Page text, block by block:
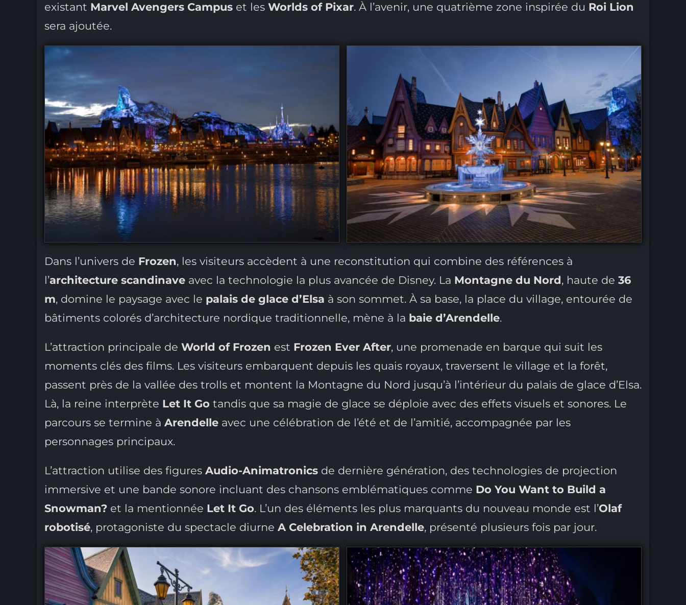
existant Marvel Avengers Campuset les Worlds of Pixar. À l’avenir, une quatrième zone inspirée du Roi Lion
sera ajoutée.
Dans l’univers de Frozen, les visiteurs accèdent à une reconstitution qui combine des références à
l’architecture scandinaveavec la technologie la plus avancée de Disney. La Montagne du Nord, haute de 36
m, domine le paysage avec le palais de glace d’Elsa à son sommet. À sa base, la place du village, entourée de
bâtiments colorés d’architecture nordique traditionnelle, mène à la baie d’Arendelle.
L’attraction principale de World of Frozen est Frozen Ever After, une promenade en barque qui suit les
moments clés des films. Les visiteurs embarquent depuis les quais royaux, traversent le village et la forêt,
passent près de la vallée des trolls et montent la Montagne du Nord jusqu’à l’intérieur du palais de glace d’Elsa.
Là, la reine interprète Let It Go tandis que sa magie de glace se déploie avec des effets visuels et sonores. Le
parcours se termine à Arendelleavec une célébration de l’été et de l’amitié, accompagnée par les
personnages principaux.
L’attraction utilise des figures Audio-Animatronicsde dernière génération, des technologies de projection
immersive et une bande sonore incluant des chansons emblématiques comme Do You Want to Build a
Snowman?et la mentionnée Let It Go. L’un des éléments les plus marquants du nouveau monde est l’Olaf
robotisé, protagoniste du spectacle diurne A Celebration in Arendelle, présenté plusieurs fois par jour.